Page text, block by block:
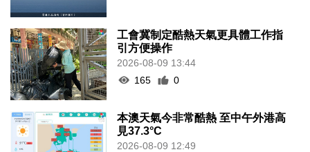
工會冀制定酷熱天氣更具體工作指
引方便操作
2026-08-09 13:44
165
0
本澳天氣今非常酷熱 至中午外港高
見37.3°C
2026-08-09 12:49